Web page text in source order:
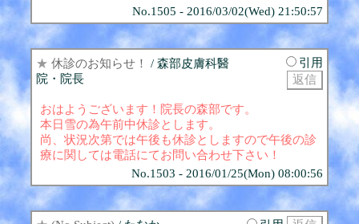
No.1505 - 2016/03/02(Wed) 21:50:57
★ 休診のお知らせ！
/ 森部皮膚科醫
院・院長
引用
おはようございます！院長の森部です。
本日雪の為午前中休診とします。
尚、状況次第では午後も休診としますので午後の診
療に関しては電話にてお問い合わせ下さい！
No.1503 - 2016/01/25(Mon) 08:00:56